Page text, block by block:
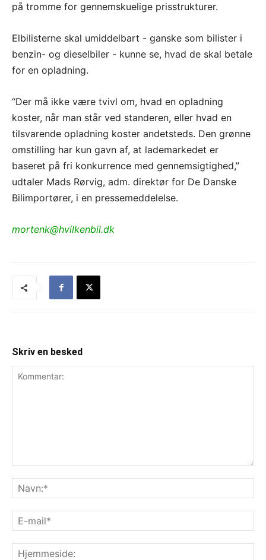
på tromme for gennemskuelige prisstrukturer.
Elbilisterne skal umiddelbart - ganske som bilister i
benzin- og dieselbiler - kunne se, hvad de skal betale
for en opladning.
“Der må ikke være tvivl om, hvad en opladning
koster, når man står ved standeren, eller hvad en
tilsvarende opladning koster andetsteds. Den grønne
omstilling har kun gavn af, at lademarkedet er
baseret på fri konkurrence med gennemsigtighed,”
udtaler Mads Rørvig, adm. direktør for De Danske
Bilimportører, i en pressemeddelelse.
mortenk@hvilkenbil.dk
Skriv en besked